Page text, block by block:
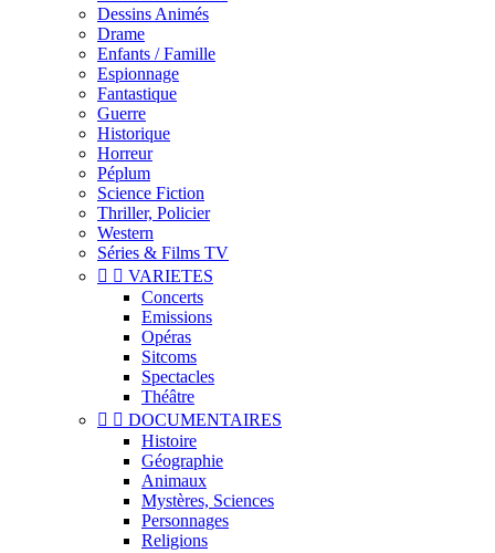
Dessins Animés
Drame
Enfants / Famille
Espionnage
Fantastique
Guerre
Historique
Horreur
Péplum
Science Fiction
Thriller, Policier
Western
Séries & Films TV
  VARIETES
Concerts
Emissions
Opéras
Sitcoms
Spectacles
Théâtre
  DOCUMENTAIRES
Histoire
Géographie
Animaux
Mystères, Sciences
Personnages
Religions